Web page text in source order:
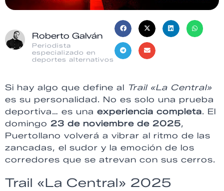
Roberto Galván
Periodista
especializado en
deportes alternativos
Si hay algo que define al Trail «La Central»
es su personalidad. No es solo una prueba
deportiva… es una experiencia completa. El
domingo 23 de noviembre de 2025,
Puertollano volverá a vibrar al ritmo de las
zancadas, el sudor y la emoción de los
corredores que se atrevan con sus cerros.
Trail «La Central» 2025